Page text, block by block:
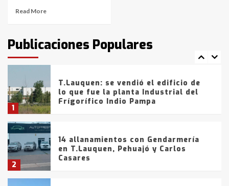
Read More
Publicaciones Populares
fueron detenidos por
comercialización de drogas en la
tarde del sábado
1
T.Lauquen: se vendió el edificio de
lo que fue la planta Industrial del
Frígorífico Indio Pampa
2
14 allanamientos con Gendarmería
en T.Lauquen, Pehuajó y Carlos
Casares